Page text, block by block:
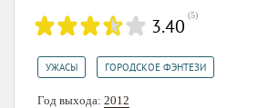
3.40 (5)
УЖАСЫ ГОРОДСКОЕ ФЭНТЕЗИ
Год выхода: 2012